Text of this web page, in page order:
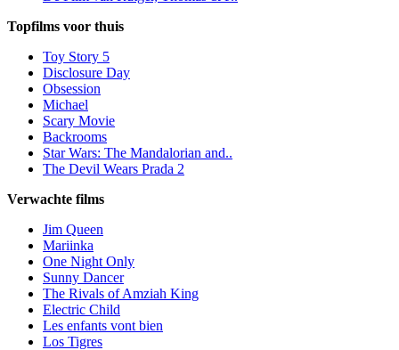
Topfilms voor thuis
Toy Story 5
Disclosure Day
Obsession
Michael
Scary Movie
Backrooms
Star Wars: The Mandalorian and..
The Devil Wears Prada 2
Verwachte films
Jim Queen
Mariinka
One Night Only
Sunny Dancer
The Rivals of Amziah King
Electric Child
Les enfants vont bien
Los Tigres